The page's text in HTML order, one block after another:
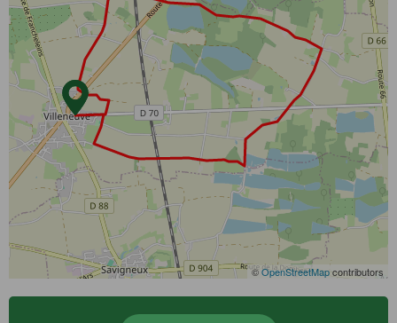
©OpenStreetMapcontributors